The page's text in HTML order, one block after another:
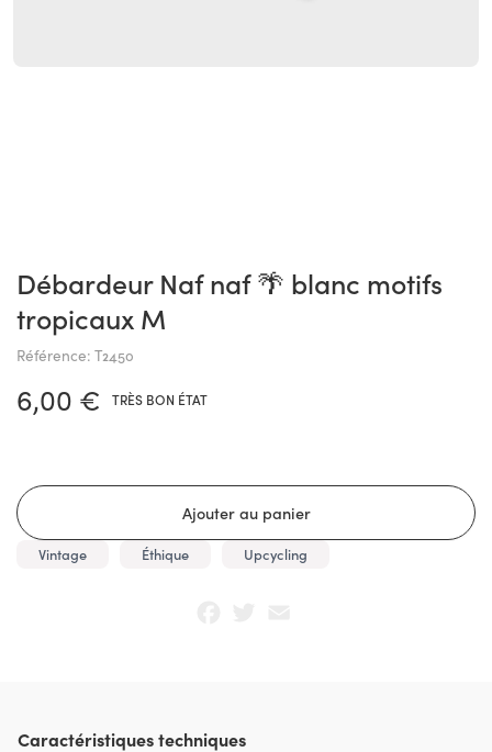
Débardeur Naf naf 🌴 blanc motifs
tropicaux M
Référence: T2450
6,00 € TRÈS BON ÉTAT
Vintage Éthique Upcycling
Caractéristiques techniques